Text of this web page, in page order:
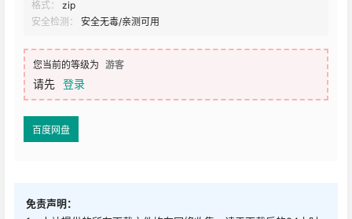
格式：
zip
安全检测：
安全无毒/亲测可用
您当前的等级为 游客
请先 登录
百度网盘
免责声明：